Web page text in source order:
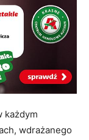
każdym
wdrażanego